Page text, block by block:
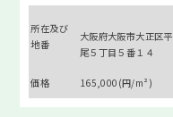
所在及び
地番
大阪府大阪市大正区平
尾５丁目５番１４
価格 165,000(円/m²)